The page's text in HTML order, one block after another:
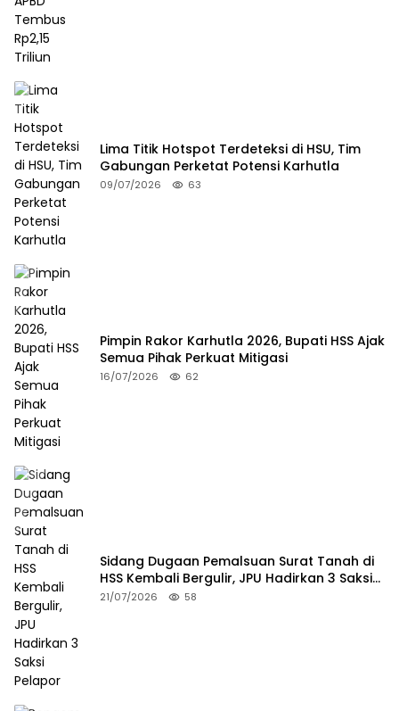
Lima Titik Hotspot Terdeteksi di HSU, Tim
Gabungan Perketat Potensi Karhutla
09/07/2026 63
Pimpin Rakor Karhutla 2026, Bupati HSS Ajak
Semua Pihak Perkuat Mitigasi
16/07/2026 62
Sidang Dugaan Pemalsuan Surat Tanah di
HSS Kembali Bergulir, JPU Hadirkan 3 Saksi
Pelapor
21/07/2026 58